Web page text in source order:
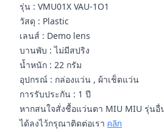
รุ่น : VMU01X VAU-1O1
วัสดุ : Plastic
เลนส์ : Demo lens
บานพับ : ไม่มีสปริง
น้ำหนัก : 22 กรัม
อุปกรณ์ : กล่องแว่น , ผ้าเช็ดแว่น
การรับประกัน : 1 ปี
หากสนใจสั่งชื้อแว่นตา MIU MIU รุ่นอื่
ได้ลงไว้กรุณาติดต่อเรา คลิก